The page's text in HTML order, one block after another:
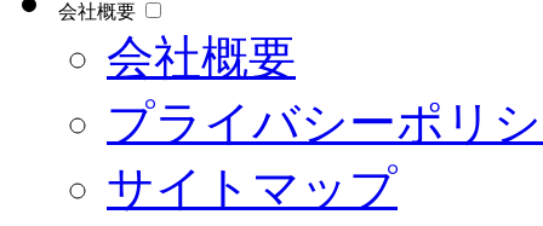
会社概要
会社概要
プライバシーポリ
サイトマップ